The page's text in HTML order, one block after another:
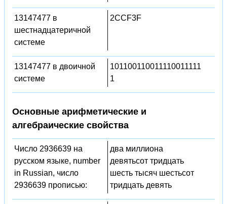
13147477 в
шестнадцатеричной
системе
2CCF3F
13147477 в двоичной
системе
101100110011110011111
1
Основные арифметические и
алгебраические свойства
Число 2936639 на
русском языке, number
in Russian, число
2936639 прописью:
два миллиона
девятьсот тридцать
шесть тысяч шестьсот
тридцать девять